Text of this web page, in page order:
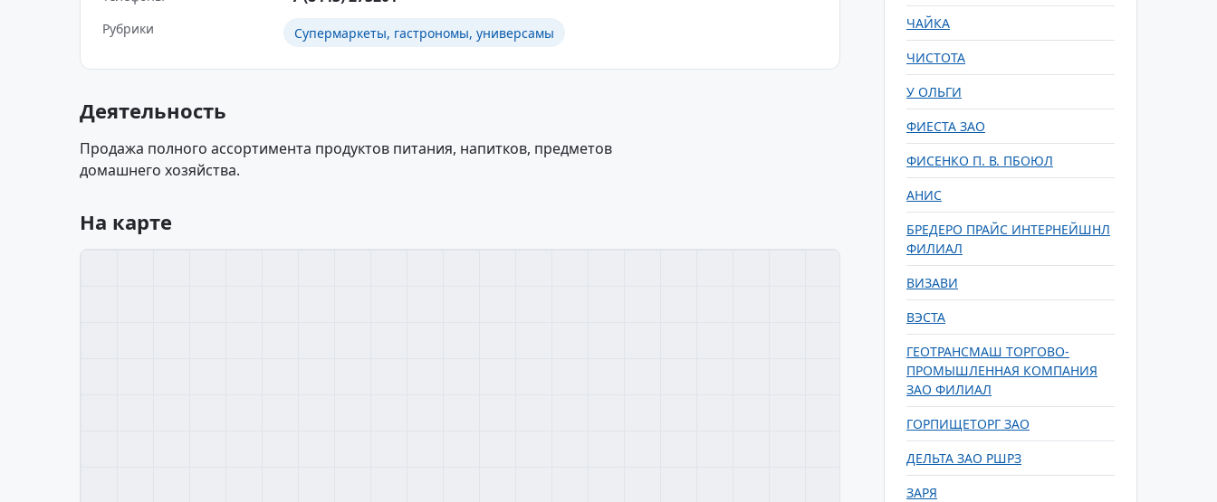
Рубрики Супермаркеты, гастрономы, универсамы
Деятельность
Продажа полного ассортимента продуктов питания, напитков, предметов
домашнего хозяйства.
На карте
ЧАЙКА
ЧИСТОТА
У ОЛЬГИ
ФИЕСТА ЗАО
ФИСЕНКО П. В. ПБОЮЛ
АНИС
БРЕДЕРО ПРАЙС ИНТЕРНЕЙШНЛ
ФИЛИАЛ
ВИЗАВИ
ВЭСТА
ГЕОТРАНСМАШ ТОРГОВО-
ПРОМЫШЛЕННАЯ КОМПАНИЯ
ЗАО ФИЛИАЛ
ГОРПИЩЕТОРГ ЗАО
ДЕЛЬТА ЗАО РШРЗ
ЗАРЯ